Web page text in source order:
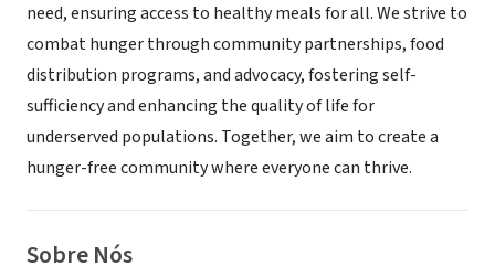
need, ensuring access to healthy meals for all. We strive to
combat hunger through community partnerships, food
distribution programs, and advocacy, fostering self-
sufficiency and enhancing the quality of life for
underserved populations. Together, we aim to create a
hunger-free community where everyone can thrive.
Sobre Nós